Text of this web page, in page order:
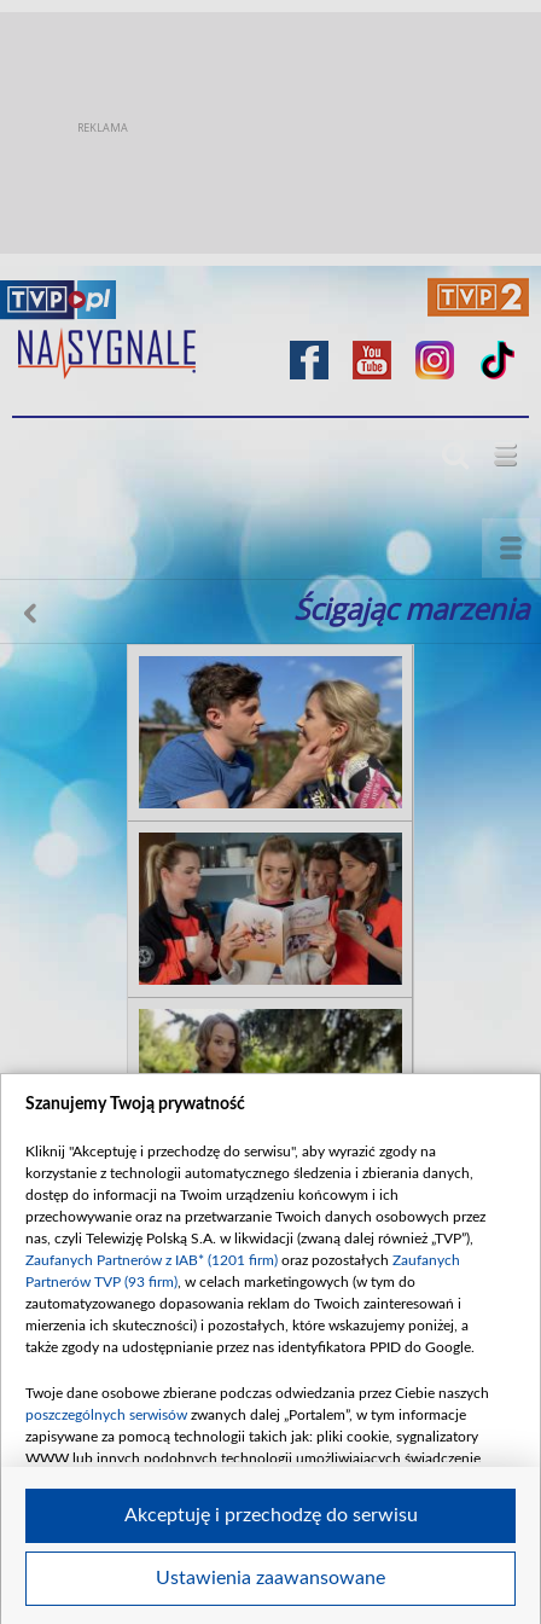
Ścigając marzenia
regulamin tvp.pl pomoc polityka prywatności
zgody
redakcja newsletter kontakt
Szanujemy Twoją prywatność
Kliknij "Akceptuję i przechodzę do serwisu", aby wyrazić zgody na
korzystanie z technologii automatycznego śledzenia i zbierania danych,
dostęp do informacji na Twoim urządzeniu końcowym i ich
przechowywanie oraz na przetwarzanie Twoich danych osobowych przez
nas, czyli Telewizję Polską S.A. w likwidacji (zwaną dalej również „TVP”),
Zaufanych Partnerów z IAB* (1201 firm) oraz pozostałych Zaufanych
Partnerów TVP (93 firm) , w celach marketingowych (w tym do
zautomatyzowanego dopasowania reklam do Twoich zainteresowań i
mierzenia ich skuteczności) i pozostałych, które wskazujemy poniżej, a
także zgody na udostępnianie przez nas identyfikatora PPID do Google.
Twoje dane osobowe zbierane podczas odwiedzania przez Ciebie naszych
poszczególnych serwisów zwanych dalej „Portalem”, w tym informacje
zapisywane za pomocą technologii takich jak: pliki cookie, sygnalizatory
WWW lub innych podobnych technologii umożliwiających świadczenie
Twoje dane osobowe zbierane podczas odwiedzania przez Ciebie
Ustawienia zaawansowane
Akceptuję i przechodzę do serwisu